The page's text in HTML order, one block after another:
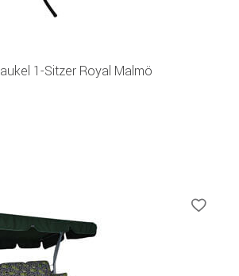
1-Sitzer Royal Malmö